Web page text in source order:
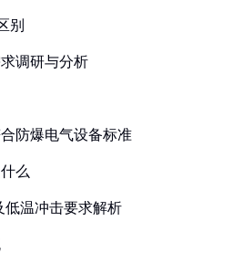
别
调研与分析
防爆电气设备标准
么
低温冲击要求解析